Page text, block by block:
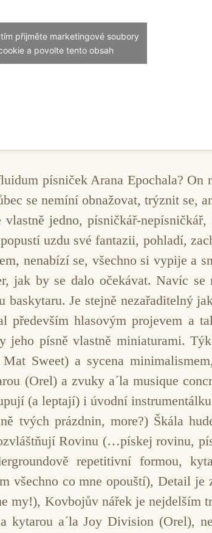
přijměte marketingové soubory
a povolte tento obsah
písniček Arana Epochala? On
se nemíní obnažovat, trýznit se,
jedno, písničkář-
uzdu své fantazii, pohladí,
nenabízí se, všechno si vypije a
jak by se dalo očekávat. Navíc se
Je stejně nezařaditelný
hlasovým projevem a
písně vlastně miniaturami.
Sweet) a sycena
(Orel) a zvuky a´la musique
(a leptají) i úvodní
tvých prázdnin, more?) Škála
Rovinu (…pískej rovinu,
repetitivní formou,
všechno co mne opouští), Detail je
Kovbojův nářek je nejdelším
kytarou a´la Joy Division (Orel),